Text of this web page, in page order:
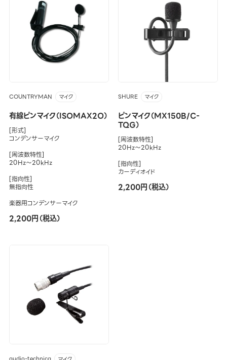
COUNTRYMAN マイク
有線ピンマイク（ISOMAX2O）
[形式]
コンデンサーマイク
[周波数特性]
20Hz～20kHz
[指向性]
無指向性
楽器用コンデンサーマイク
2,200円（税込）
SHURE マイク
ピンマイク（MX150B/C-
TQG）
[周波数特性]
20Hz～20kHz
[指向性]
カーディオイド
2,200円（税込）